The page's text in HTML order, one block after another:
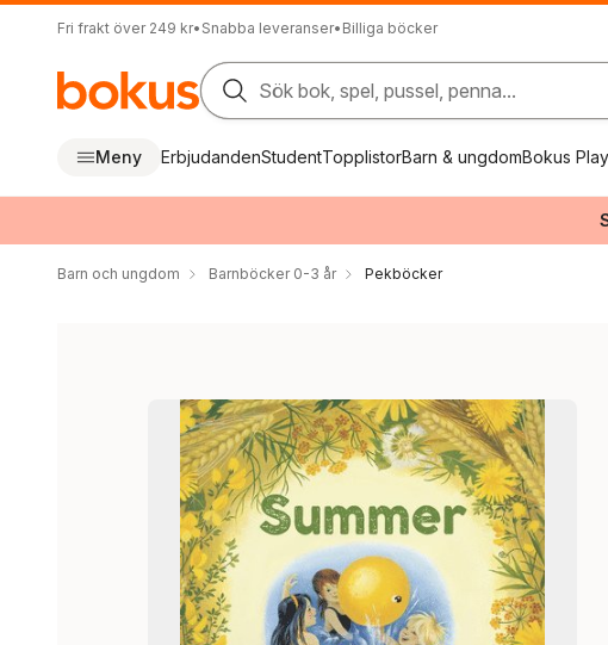
Fri frakt över 249 kr• Snabba leveranser• Billiga böcker
Sök bok, spel, pussel, penna...
Meny ErbjudandenStudentTopplistorBarn & ungdomBokus Play
Barn och ungdom Barnböcker 0-3 år Pekböcker